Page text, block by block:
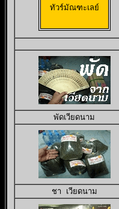
ทัวร์มัณฑะเลย์
พัดเวียดนาม
ชา เวียดนาม